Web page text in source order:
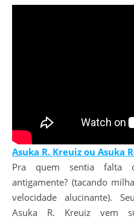
Asuka R. Kreuiz ou Asuka
Pra quem sentia falta
antigamente? (tacando
velocidade alucinante).
Asuka R. Kreuiz vem